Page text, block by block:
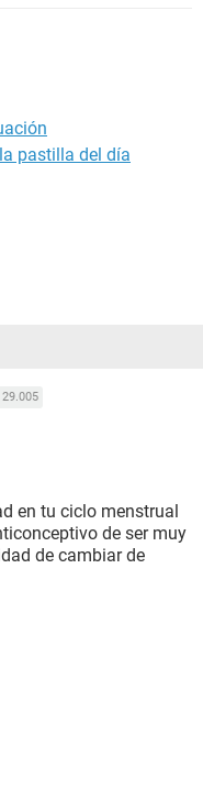
pastilla del día
29.005
en tu ciclo menstrual
de ser muy
de cambiar de